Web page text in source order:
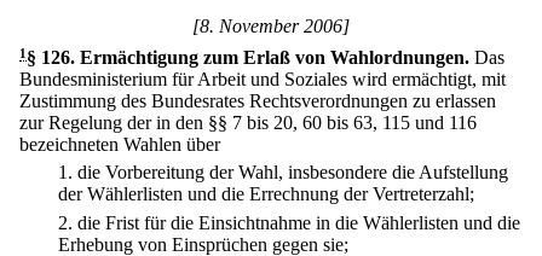
[8. November 2006]
1 § 126. Ermächtigung zum Erlaß von Wahlordnungen. Das
Bundesministerium für Arbeit und Soziales wird ermächtigt, mit
Zustimmung des Bundesrates Rechtsverordnungen zu erlassen
zur Regelung der in den §§ 7 bis 20, 60 bis 63, 115 und 116
bezeichneten Wahlen über
1. die Vorbereitung der Wahl, insbesondere die Aufstellung
der Wählerlisten und die Errechnung der Vertreterzahl;
2. die Frist für die Einsichtnahme in die Wählerlisten und die
Erhebung von Einsprüchen gegen sie;